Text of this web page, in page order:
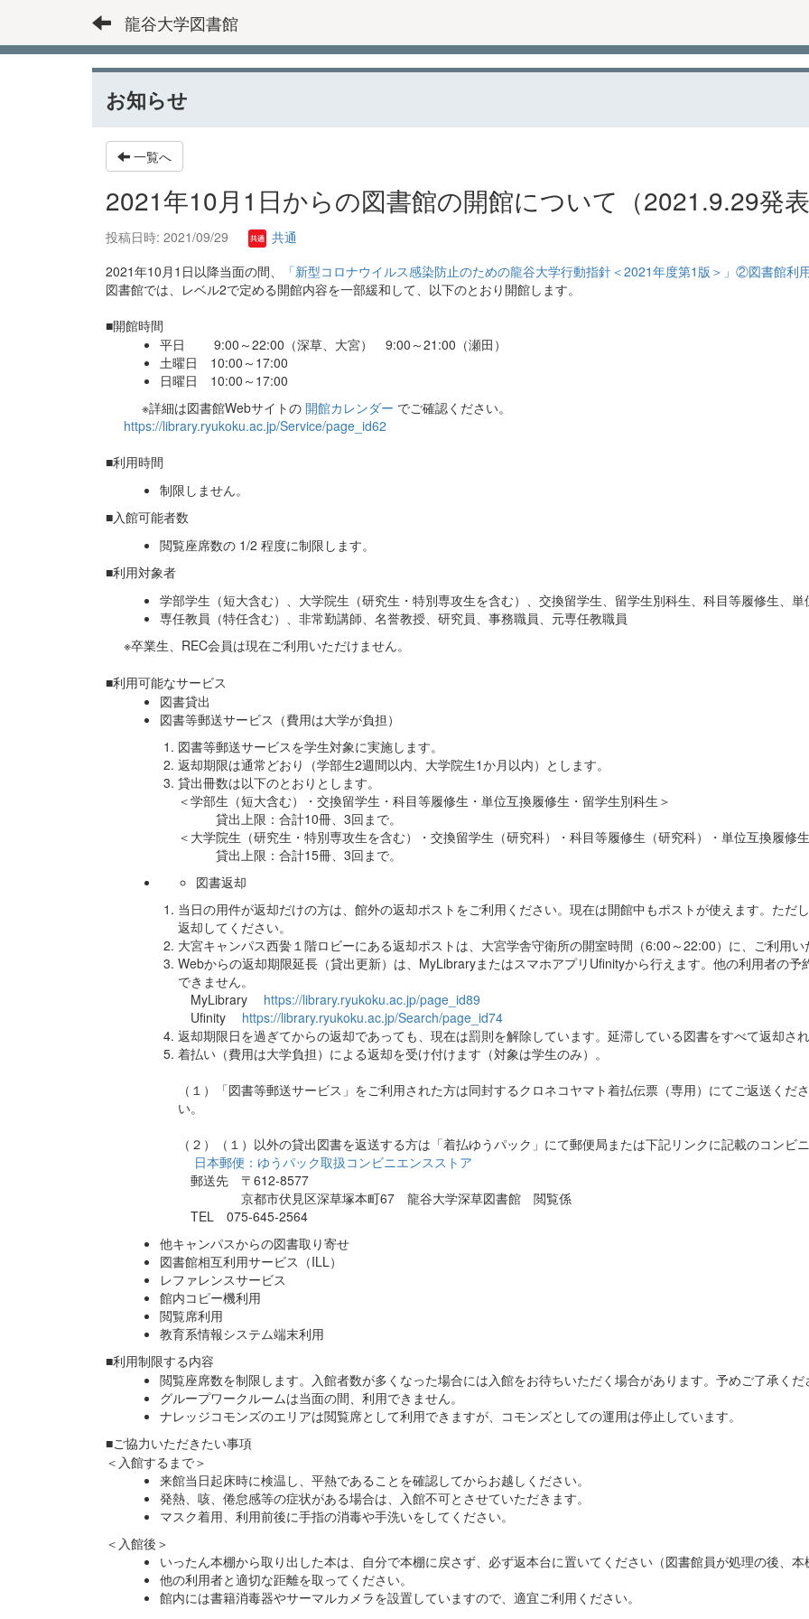
龍谷大学図書館
お知らせ
一覧へ
2021年10月1日からの図書館の開館について（2021.9.29発表
投稿日時: 2021/09/29
共通
2021年10月1日以降当面の間、
「新型コロナウイルス感染防止のための龍谷大学行動指針＜2021年度第1版＞」②図書館利
図書館では、レベル2で定める開館内容を一部緩和して、以下のとおり開館します。
■開館時間
平日 9:00～22:00（深草、大宮） 9:00～21:00（瀬田）
土曜日 10:00～17:00
日曜日 10:00～17:00
※詳細は図書館Webサイトの 開館カレンダー でご確認ください。
https://library.ryukoku.ac.jp/Service/page_id62
■利用時間
制限しません。
■入館可能者数
閲覧座席数の 1/2 程度に制限します。
■利用対象者
学部学生（短大含む）、大学院生（研究生・特別専攻生を含む）、交換留学生、留学生別科生、科目等履修生、単
専任教員（特任含む）、非常勤講師、名誉教授、研究員、事務職員、元専任教職員
※卒業生、REC会員は現在ご利用いただけません。
■利用可能なサービス
図書貸出
図書等郵送サービス（費用は大学が負担）
図書等郵送サービスを学生対象に実施します。
返却期限は通常どおり（学部生2週間以内、大学院生1か月以内）とします。
貸出冊数は以下のとおりとします。
＜学部生（短大含む）・交換留学生・科目等履修生・単位互換履修生・留学生別科生＞
貸出上限：合計10冊、3回まで。
＜大学院生（研究生・特別専攻生を含む）・交換留学生（研究科）・科目等履修生（研究科）・単位互換履修
貸出上限：合計15冊、3回まで。
図書返却
当日の用件が返却だけの方は、館外の返却ポストをご利用ください。現在は開館中もポストが使えます。ただ
返却してください。
大宮キャンパス西黌１階ロビーにある返却ポストは、大宮学舎守衛所の開室時間（6:00～22:00）に、ご利用い
Webからの返却期限延長（貸出更新）は、MyLibraryまたはスマホアプリUfinityから行えます。他の利用者の
できません。
MyLibrary https://library.ryukoku.ac.jp/page_id89
Ufinity https://library.ryukoku.ac.jp/Search/page_id74
返却期限日を過ぎてからの返却であっても、現在は罰則を解除しています。延滞している図書をすべて返却さ
着払い（費用は大学負担）による返却を受け付けます（対象は学生のみ）。
（１）「図書等郵送サービス」をご利用された方は同封するクロネコヤマト着払伝票（専用）にてご返送くだ
い。
（２）（１）以外の貸出図書を返送する方は「着払ゆうパック」にて郵便局または下記リンクに記載のコンビ
日本郵便：ゆうパック取扱コンビニエンスストア
郵送先 〒612-8577
京都市伏見区深草塚本町67 龍谷大学深草図書館 閲覧係
TEL 075-645-2564
他キャンパスからの図書取り寄せ
図書館相互利用サービス（ILL）
レファレンスサービス
館内コピー機利用
閲覧席利用
教育系情報システム端末利用
■利用制限する内容
閲覧座席数を制限します。入館者数が多くなった場合には入館をお待ちいただく場合があります。予めご了承くだ
グループワークルームは当面の間、利用できません。
ナレッジコモンズのエリアは閲覧席として利用できますが、コモンズとしての運用は停止しています。
■ご協力いただきたい事項
＜入館するまで＞
来館当日起床時に検温し、平熱であることを確認してからお越しください。
発熱、咳、倦怠感等の症状がある場合は、入館不可とさせていただきます。
マスク着用、利用前後に手指の消毒や手洗いをしてください。
＜入館後＞
いったん本棚から取り出した本は、自分で本棚に戻さず、必ず返本台に置いてください（図書館員が処理の後、本
他の利用者と適切な距離を取ってください。
館内には書籍消毒器やサーマルカメラを設置していますので、適宜ご利用ください。